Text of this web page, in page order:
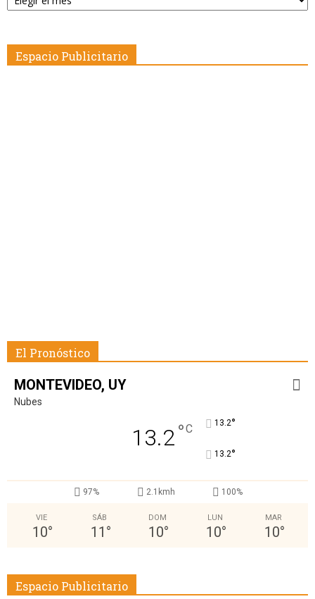
Espacio Publicitario
El Pronóstico
MONTEVIDEO, UY
Nubes
13.2°C 13.2°
13.2°
97% 2.1kmh 100%
VIE
10°
SÁB
11 °
DOM
10°
LUN
10°
MAR
10°
Espacio Publicitario